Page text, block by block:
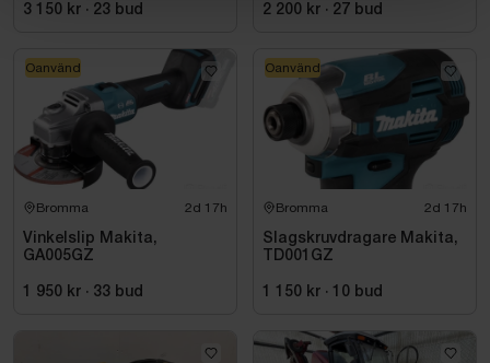
FSSM-121 | Oanvänd
3 150 kr · 23 bud 2 200 kr · 27 bud
Bromma 2d 17h
Vinkelslip Makita,
GA005GZ
1 950 kr · 33 bud
Oanvänd
Bromma 2d 17h
Slagskruvdragare Makita,
TD001GZ
1 150 kr · 10 bud
Oanvänd